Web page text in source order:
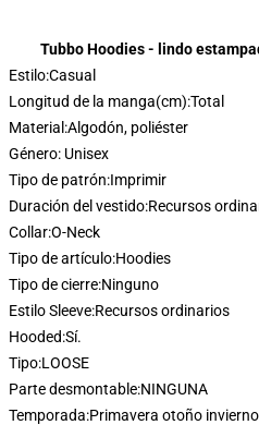
Tubbo Hoodies - lindo
Estilo:Casual
Longitud de la manga(cm):Total
Material:Algodón, poliéster
Género: Unisex
Tipo de patrón:Imprimir
Duración del vestido:Recursos
Collar:O-Neck
Tipo de artículo:Hoodies
Tipo de cierre:Ninguno
Estilo Sleeve:Recursos ordinarios
Hooded:Sí.
Tipo:LOOSE
Parte desmontable:NINGUNA
Temporada:Primavera otoño invierno